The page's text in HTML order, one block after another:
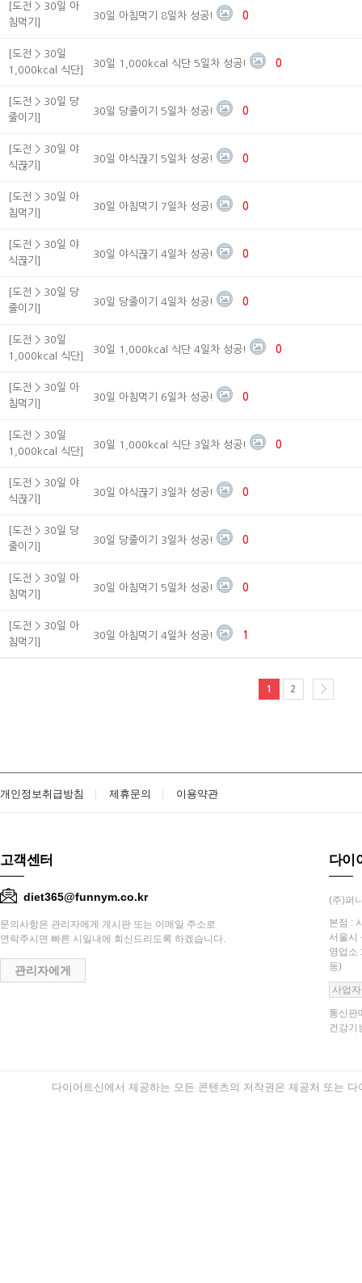
[도전 > 30일 아
침먹기]
30일 아침먹기 8일차 성공! 0
[도전 > 30일
1,000kcal 식단]
30일 1,000kcal 식단 5일차 성공! 0
[도전 > 30일 당
줄이기]
30일 당줄이기 5일차 성공! 0
[도전 > 30일 야
식끊기]
30일 야식끊기 5일차 성공! 0
[도전 > 30일 아
침먹기]
30일 아침먹기 7일차 성공! 0
[도전 > 30일 야
식끊기]
30일 야식끊기 4일차 성공! 0
[도전 > 30일 당
줄이기]
30일 당줄이기 4일차 성공! 0
[도전 > 30일
1,000kcal 식단]
30일 1,000kcal 식단 4일차 성공! 0
[도전 > 30일 아
침먹기]
30일 아침먹기 6일차 성공! 0
[도전 > 30일
1,000kcal 식단]
30일 1,000kcal 식단 3일차 성공! 0
[도전 > 30일 야
식끊기]
30일 야식끊기 3일차 성공! 0
[도전 > 30일 당
줄이기]
30일 당줄이기 3일차 성공! 0
[도전 > 30일 아
침먹기]
30일 아침먹기 5일차 성공! 0
[도전 > 30일 아
침먹기]
30일 아침먹기 4일차 성공! 1
1 2
개인정보취급방침 제휴문의 이용약관
고객센터
diet365@funnym.co.kr
문의사항은 관리자에게 게시판 또는 이메일 주소로
연락주시면 빠른 시일내에 회신드리도록 하겠습니다.
관리자에게
다이
(주)퍼
본점 :
서울시
영업소
동)
사업
통신판
건강기
다이어트신에서 제공하는 모든 콘텐츠의 저작권은 제공처 또는